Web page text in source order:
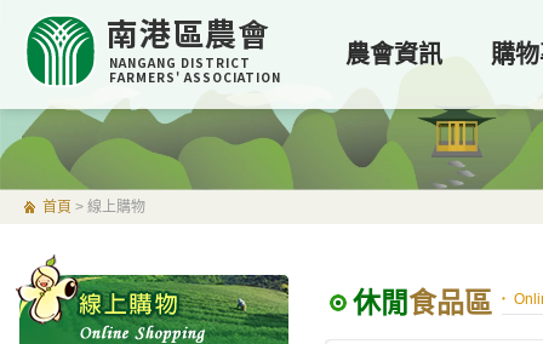
南港區農會
NANGANG DISTRICT
FARMERS' ASSOCIATION
農會資訊 購
首頁 > 線上購物
休閒食品區